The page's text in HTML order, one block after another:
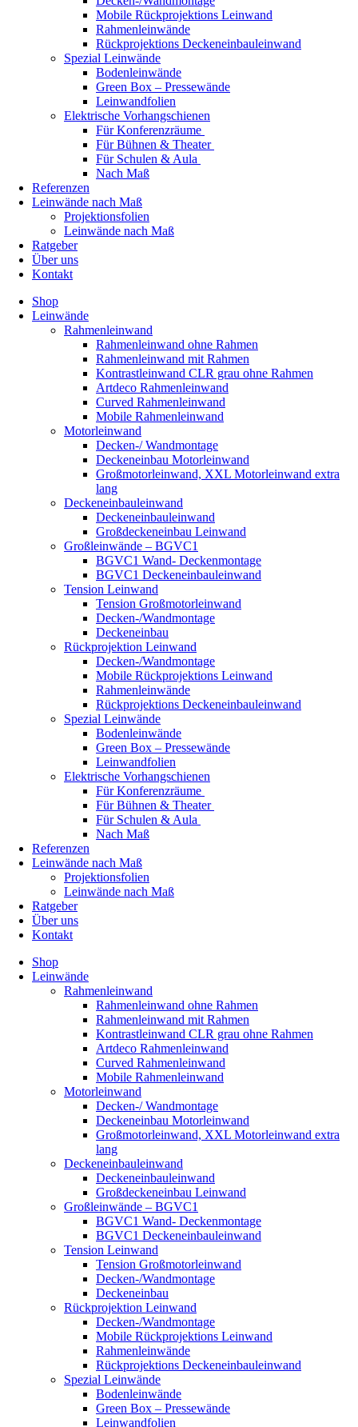
Mobile Rückprojektions Leinwand
Rahmenleinwände
Rückprojektions Deckeneinbauleinwand
Spezial Leinwände
Bodenleinwände
Green Box – Pressewände
Leinwandfolien
Elektrische Vorhangschienen
Für Konferenzräume
Für Bühnen & Theater
Für Schulen & Aula
Nach Maß
Referenzen
Leinwände nach Maß
Projektionsfolien
Leinwände nach Maß
Ratgeber
Über uns
Kontakt
Shop
Leinwände
Rahmenleinwand
Rahmenleinwand ohne Rahmen
Rahmenleinwand mit Rahmen
Kontrastleinwand CLR grau ohne Rahmen
Artdeco Rahmenleinwand
Curved Rahmenleinwand
Mobile Rahmenleinwand
Motorleinwand
Decken-/ Wandmontage
Deckeneinbau Motorleinwand
Großmotorleinwand, XXL Motorleinwand extra
lang
Deckeneinbauleinwand
Deckeneinbauleinwand
Großdeckeneinbau Leinwand
Großleinwände – BGVC1
BGVC1 Wand- Deckenmontage
BGVC1 Deckeneinbauleinwand
Tension Leinwand
Tension Großmotorleinwand
Decken-/Wandmontage
Deckeneinbau
Rückprojektion Leinwand
Decken-/Wandmontage
Mobile Rückprojektions Leinwand
Rahmenleinwände
Rückprojektions Deckeneinbauleinwand
Spezial Leinwände
Bodenleinwände
Green Box – Pressewände
Leinwandfolien
Elektrische Vorhangschienen
Für Konferenzräume
Für Bühnen & Theater
Für Schulen & Aula
Nach Maß
Referenzen
Leinwände nach Maß
Projektionsfolien
Leinwände nach Maß
Ratgeber
Über uns
Kontakt
Shop
Leinwände
Rahmenleinwand
Rahmenleinwand ohne Rahmen
Rahmenleinwand mit Rahmen
Kontrastleinwand CLR grau ohne Rahmen
Artdeco Rahmenleinwand
Curved Rahmenleinwand
Mobile Rahmenleinwand
Motorleinwand
Decken-/ Wandmontage
Deckeneinbau Motorleinwand
Großmotorleinwand, XXL Motorleinwand extra
lang
Deckeneinbauleinwand
Deckeneinbauleinwand
Großdeckeneinbau Leinwand
Großleinwände – BGVC1
BGVC1 Wand- Deckenmontage
BGVC1 Deckeneinbauleinwand
Tension Leinwand
Tension Großmotorleinwand
Decken-/Wandmontage
Deckeneinbau
Rückprojektion Leinwand
Decken-/Wandmontage
Mobile Rückprojektions Leinwand
Rahmenleinwände
Rückprojektions Deckeneinbauleinwand
Spezial Leinwände
Bodenleinwände
Green Box – Pressewände
Leinwandfolien